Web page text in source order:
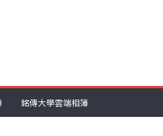
銘傳大學雲端相簿